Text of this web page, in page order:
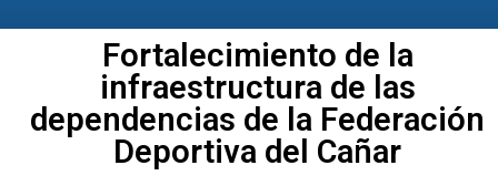
Fortalecimiento de la
infraestructura de las
dependencias de la Federación
Deportiva del Cañar